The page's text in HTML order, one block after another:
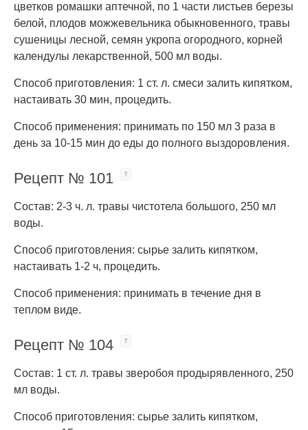
цветков ромашки аптечной, по 1 части листьев березы
белой, плодов можжевельника обыкновенного, травы
сушеницы лесной, семян укропа огородного, корней
календулы лекарственной, 500 мл воды.
Способ приготовления: 1 ст. л. смеси залить кипятком,
настаивать 30 мин, процедить.
Способ применения: принимать по 150 мл 3 раза в
день за 10-15 мин до еды до полного выздоровления.
Рецепт № 101
Состав: 2-3 ч. л. травы чистотела большого, 250 мл
воды.
Способ приготовления: сырье залить кипятком,
настаивать 1-2 ч, процедить.
Способ применения: принимать в течение дня в
теплом виде.
Рецепт № 104
Состав: 1 ст. л. травы зверобоя продырявленного, 250
мл воды.
Способ приготовления: сырье залить кипятком,